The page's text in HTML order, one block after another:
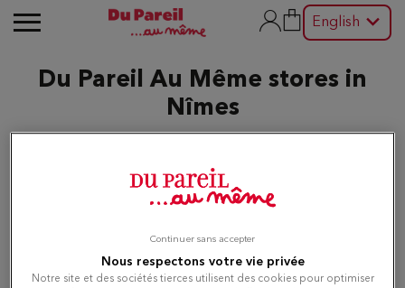
English
Du Pareil Au Même stores in
Nîmes
Nous respectons votre vie privée
Notre site et des sociétés tierces utilisent des cookies pour optimiser
Continuer sans accepter